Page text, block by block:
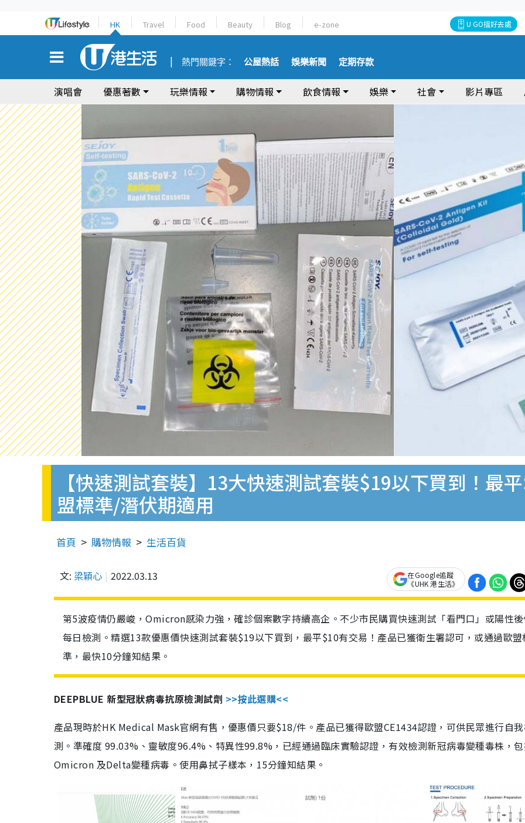
HK Travel Food Beauty Blog e-zone U GO搵好去處
熱門關鍵字： 公屋熱話 娛樂新聞 定期存款
演唱會 優惠著數 玩樂情報 購物情報 飲食情報 娛樂 社會 影片專區
【快速測試套裝】13大快速測試套裝$19以下買到！最
盟標準/潛伏期適用
首頁 購物情報 生活百貨
文: 梁穎心 2022.03.13
在Google追蹤
《UHK 港生活》
第5波疫情仍嚴峻，Omicron感染力強，確診個案數字持續高企。不少市民購買快速測試「看門口」或陽性
每日檢測。精選13款優惠價快速測試套裝$19以下買到，最平$10有交易！產品已獲衛生署認可，或通過歐盟
準，最快10分鐘知結果。
DEEPBLUE 新型冠狀病毒抗原檢測試劑 >>按此選購<<
產品現時於HK Medical Mask官網有售，優惠價只要$18/件。產品已獲得歐盟CE1434認證，可供民眾進行自
測。準確度 99.03%、靈敏度96.4%、特異性99.8%，已經通過臨床實驗認證，有效檢測新冠病毒變種毒株，
Omicron 及Delta變種病毒。使用鼻拭子樣本，15分鐘知結果。